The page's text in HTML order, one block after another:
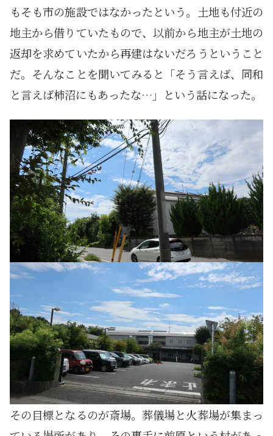
もそも市の施設ではなかったという。土地も付近の
地主から借りていたもので、以前から地主が土地の
返却を求めていたから再建はないだろうということ
だ。そんなことを聞いてみると「そう言えば、同和
と言えば柿沼にもあったな…」という話になった。
その目標となるのが斎場。葬儀場と火葬場が集まっ